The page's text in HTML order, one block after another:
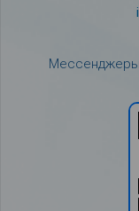
Мессенджеры